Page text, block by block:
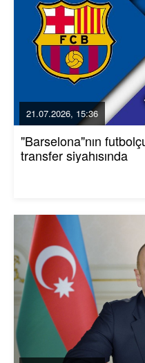
21.07.2026, 15:36
"Barselona"nın
transfer siyahısında